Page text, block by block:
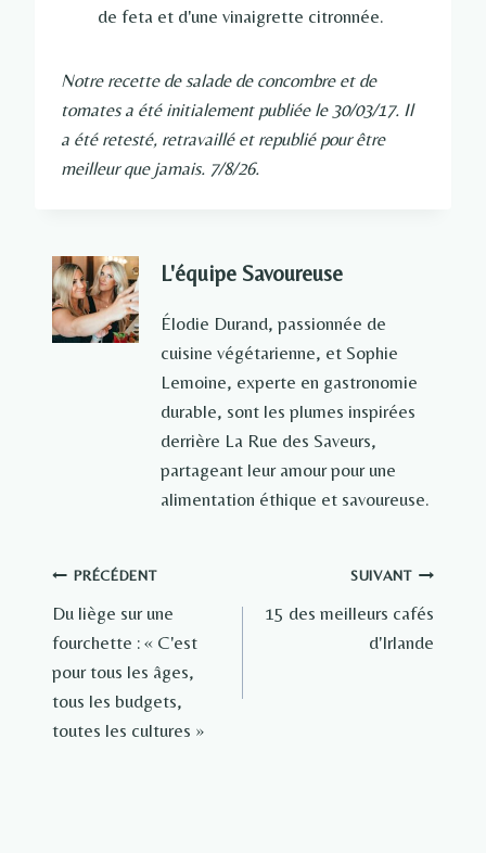
de feta et d'une vinaigrette citronnée.
Notre recette de salade de concombre et de
tomates a été initialement publiée le 30/03/17. Il
a été retesté, retravaillé et republié pour être
meilleur que jamais. 7/8/26.
L'équipe Savoureuse
Élodie Durand, passionnée de
cuisine végétarienne, et Sophie
Lemoine, experte en gastronomie
durable, sont les plumes inspirées
derrière La Rue des Saveurs,
partageant leur amour pour une
alimentation éthique et savoureuse.
Navigation
de
l’article
PRÉCÉDENT
Du liège sur une
fourchette : « C'est
pour tous les âges,
tous les budgets,
toutes les cultures »
SUIVANT
15 des meilleurs cafés
d'Irlande